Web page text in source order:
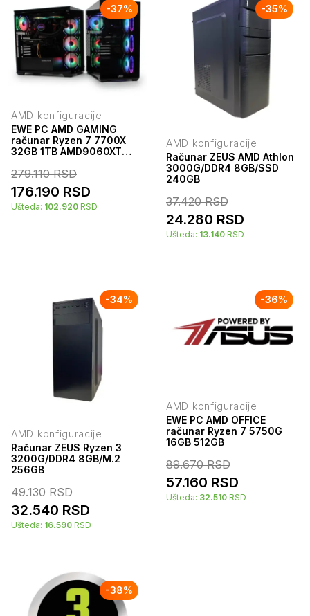
-37%
AMD konfiguracije
EWE PC AMD GAMING
računar Ryzen 7 7700X
32GB 1TB AMD9060XT
279.110RSD
176.190 RSD
Ušteda: 102.920 RSD
-35%
AMD konfiguracije
Računar ZEUS AMD Athlon
3000G/DDR4 8GB/SSD
240GB
37.420RSD
24.280 RSD
Ušteda: 13.140 RSD
-34%
AMD konfiguracije
Računar ZEUS Ryzen 3
3200G/DDR4 8GB/M.2
256GB
49.130RSD
32.540 RSD
Ušteda: 16.590 RSD
-36%
AMD konfiguracije
EWE PC AMD OFFICE
računar Ryzen 7 5750G
16GB 512GB
89.670RSD
57.160 RSD
Ušteda: 32.510 RSD
-38%